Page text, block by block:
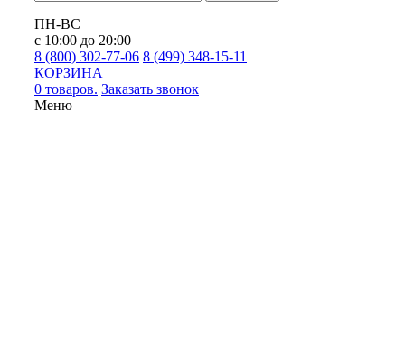
ПН-ВС
с 10:00 до 20:00
8 (800) 302-77-06 8 (499) 348-15-11
КОРЗИНА
0 товаров. Заказать звонок
Меню